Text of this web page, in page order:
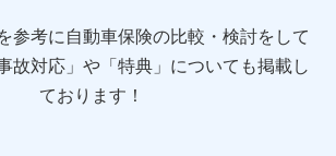
ト損害保険株式会社 (https://www.e-
会社 (https://www.aig.co.jp/sonpo)
参考に自動車保険の比較・検討をして
事故対応」や「特典」についても掲載し
ております！